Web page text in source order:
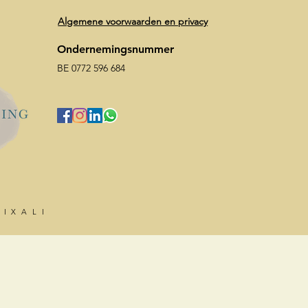
Algemene voorwaarden en privacy
Ondernemingsnummer
BE 0772 596 684